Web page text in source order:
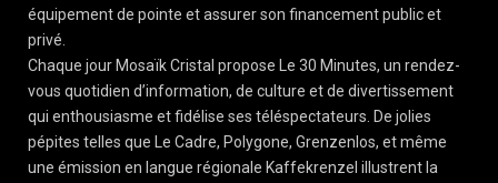
équipement de pointe et assurer son financement public et
privé.
Chaque jour Mosaïk Cristal propose Le 30 Minutes, un rendez-
vous quotidien d’information, de culture et de divertissement
qui enthousiasme et fidélise ses téléspectateurs. De jolies
pépites telles que Le Cadre, Polygone, Grenzenlos, et même
une émission en langue régionale Kaffekrenzel illustrent la